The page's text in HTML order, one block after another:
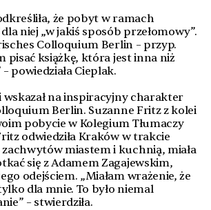
że pobyt w ramach
niej „w jakiś sposób przełomowy”.
Colloquium Berlin – przyp.
pisać książkę, która jest inna niż
powiedziała Cieplak.
wskazał na inspiracyjny charakter
Berlin. Suzanne Fritz z kolei
pobycie w Kolegium Tłumaczy
odwiedziła Kraków w trakcie
miastem i kuchnią, miała
się z Adamem Zagajewskim,
odejściem. „Miałam wrażenie, że
dla mnie. To było niemal
– stwierdziła.